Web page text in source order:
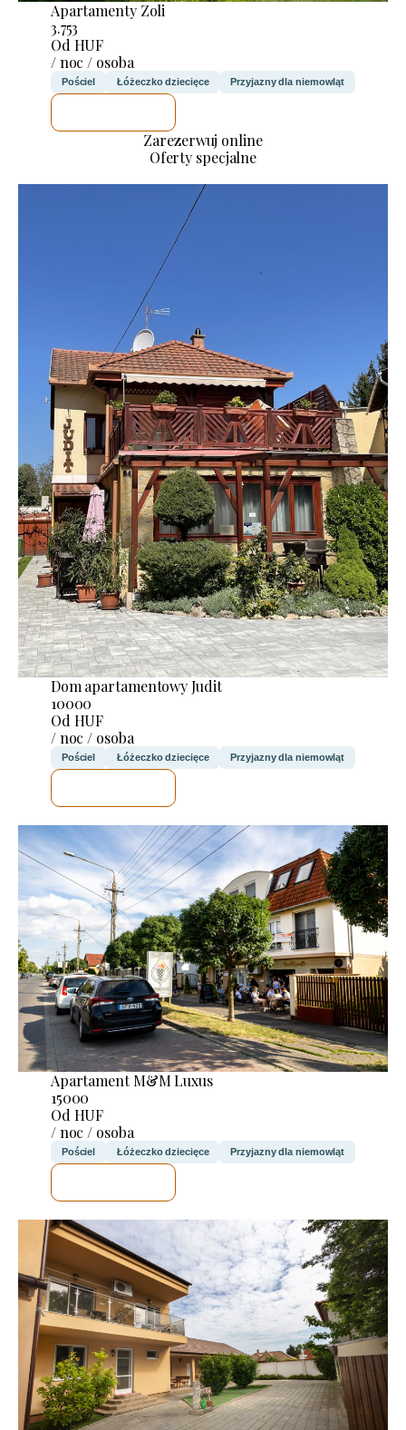
Apartamenty Zoli
3.753
Od HUF
/ noc / osoba
Pościel Łóżeczko dziecięce Przyjazny dla niemowląt
Zarezerwuj online
Oferty specjalne
Dom apartamentowy Judit
10000
Od HUF
/ noc / osoba
Pościel Łóżeczko dziecięce Przyjazny dla niemowląt
Apartament M&M Luxus
15000
Od HUF
/ noc / osoba
Pościel Łóżeczko dziecięce Przyjazny dla niemowląt